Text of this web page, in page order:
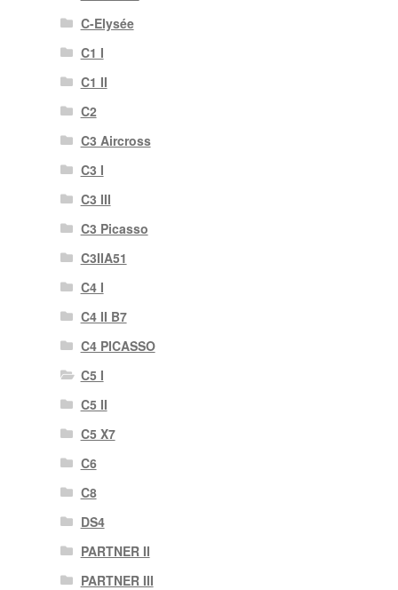
C-Elysée
C1 I
C1 II
C2
C3 Aircross
C3 I
C3 III
C3 Picasso
C3IIA51
C4 I
C4 II B7
C4 PICASSO
C5 I
C5 II
C5 X7
C6
C8
DS4
PARTNER II
PARTNER III